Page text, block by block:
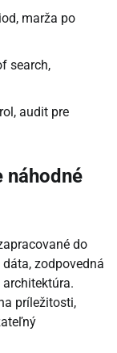
marža po
search,
audit pre
náhodné
do
zodpovedná
príležitosti,